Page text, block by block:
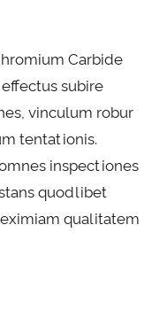
Carbide
subire
vinculum robur
tentationis.
inspectiones
quodlibet
qualitatem